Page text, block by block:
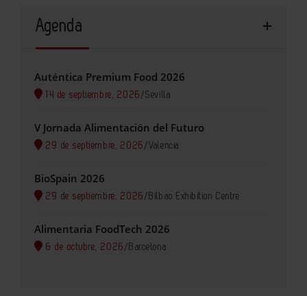
Agenda
Auténtica Premium Food 2026
14 de septiembre, 2026 /Sevilla
V Jornada Alimentación del Futuro
29 de septiembre, 2026 /Valencia
BioSpain 2026
29 de septiembre, 2026 / Bilbao Exhibition Centre
Alimentaria FoodTech 2026
6 de octubre, 2026 / Barcelona